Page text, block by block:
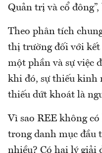
Quản trị và cổ
Theo phân tích
thị trường đối với kết
một phần và sự việc
khi đó, sự thiếu kinh
thiếu dứt khoát là
Vì sao REE không
trong danh mục đầu
nhiều? Có hai lý giải